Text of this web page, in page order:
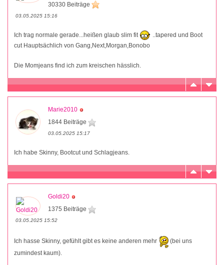
30330 Beiträge
03.05.2025 15:16
Ich trag normale gerade...heißen glaub slim fit
..tapered und Boot
cut Hauptsächlich von Gang,Next,Morgan,Bonobo
Die Momjeans find ich zum kreischen hässlich.
Marie2010
1844 Beiträge
03.05.2025 15:17
Ich habe Skinny, Bootcut und Schlagjeans.
Goldi20
1375 Beiträge
03.05.2025 15:52
Ich hasse Skinny, gefühlt gibt es keine anderen mehr
(bei uns
zumindest kaum).